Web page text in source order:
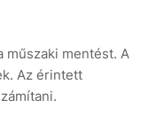
műszaki mentést. A
Az érintett